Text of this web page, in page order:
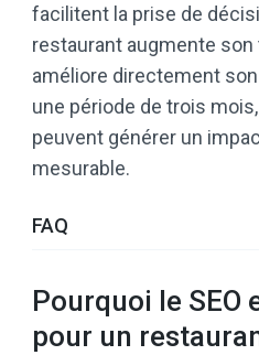
facilitent la prise de
restaurant augmente
améliore directement
une période de trois
peuvent générer un
mesurable.
FAQ
Pourquoi le
pour un